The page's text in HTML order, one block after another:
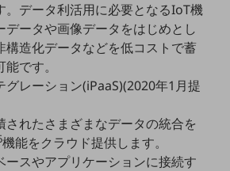
ンド製品
。データ利活用に必要となるIoT機
データや画像データをはじめとし
構造化データなどを低コストで蓄
です。
グレーション(iPaaS)(2020年1月提
れたさまざまなデータの統合を
機能をクラウド提供します。
ースやアプリケーションに接続す